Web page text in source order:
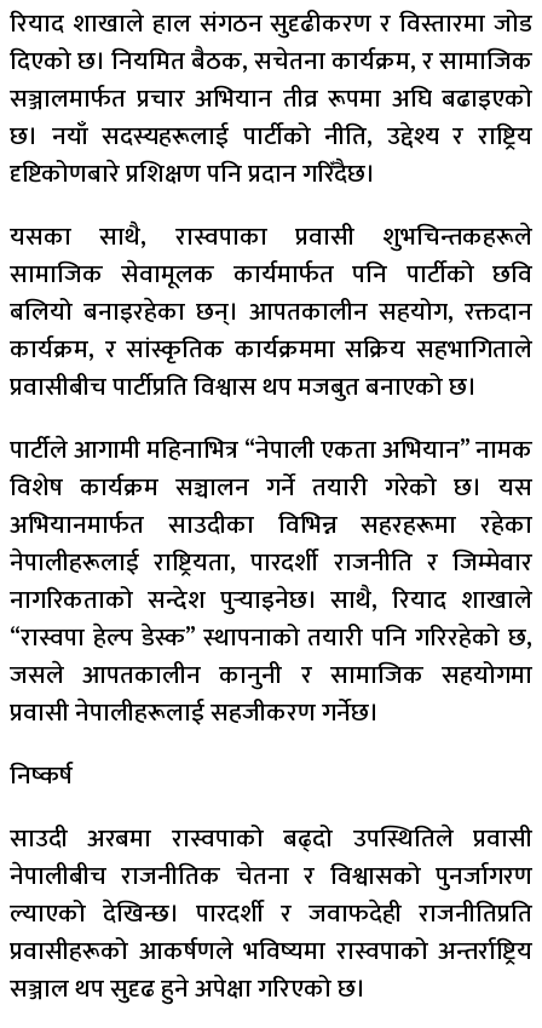
रियाद शाखाले हाल संगठन सुदृढीकरण र विस्तारमा जोड
दिएको छ। नियमित बैठक, सचेतना कार्यक्रम, र सामाजिक
सञ्जालमार्फत प्रचार अभियान तीव्र रूपमा अघि बढाइएको
छ। नयाँ सदस्यहरूलाई पार्टीको नीति, उद्देश्य र राष्ट्रिय
दृष्टिकोणबारे प्रशिक्षण पनि प्रदान गरिँदैछ।
यसका साथै, रास्वपाका प्रवासी शुभचिन्तकहरूले
सामाजिक सेवामूलक कार्यमार्फत पनि पार्टीको छवि
बलियो बनाइरहेका छन्। आपतकालीन सहयोग, रक्तदान
कार्यक्रम, र सांस्कृतिक कार्यक्रममा सक्रिय सहभागिताले
प्रवासीबीच पार्टीप्रति विश्वास थप मजबुत बनाएको छ।
पार्टीले आगामी महिनाभित्र “नेपाली एकता अभियान” नामक
विशेष कार्यक्रम सञ्चालन गर्ने तयारी गरेको छ। यस
अभियानमार्फत साउदीका विभिन्न सहरहरूमा रहेका
नेपालीहरूलाई राष्ट्रियता, पारदर्शी राजनीति र जिम्मेवार
नागरिकताको सन्देश पुर्‍याइनेछ। साथै, रियाद शाखाले
“रास्वपा हेल्प डेस्क” स्थापनाको तयारी पनि गरिरहेको छ,
जसले आपतकालीन कानुनी र सामाजिक सहयोगमा
प्रवासी नेपालीहरूलाई सहजीकरण गर्नेछ।
निष्कर्ष
साउदी अरबमा रास्वपाको बढ्दो उपस्थितिले प्रवासी
नेपालीबीच राजनीतिक चेतना र विश्वासको पुनर्जागरण
ल्याएको देखिन्छ। पारदर्शी र जवाफदेही राजनीतिप्रति
प्रवासीहरूको आकर्षणले भविष्यमा रास्वपाको अन्तर्राष्ट्रिय
सञ्जाल थप सुदृढ हुने अपेक्षा गरिएको छ।